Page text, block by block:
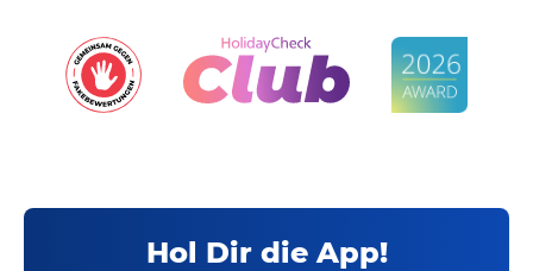
Hol Dir die App!